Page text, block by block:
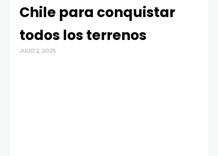
Chile para conquistar
todos los terrenos
JULIO 2, 2025